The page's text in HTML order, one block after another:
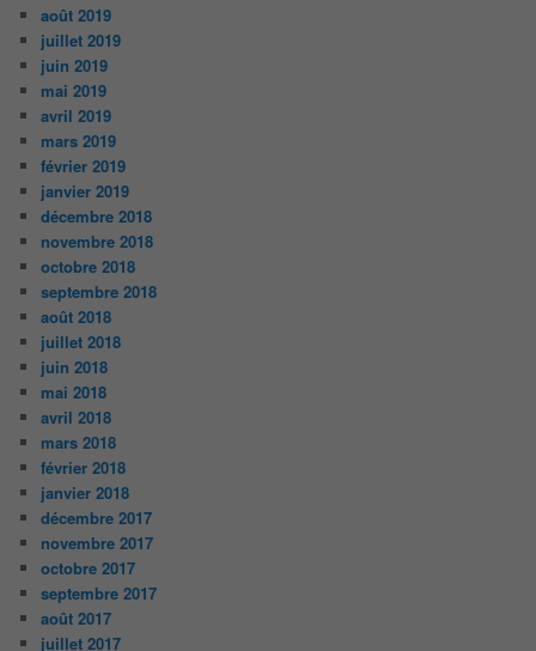
août 2019
juillet 2019
juin 2019
mai 2019
avril 2019
mars 2019
février 2019
janvier 2019
décembre 2018
novembre 2018
octobre 2018
septembre 2018
août 2018
juillet 2018
juin 2018
mai 2018
avril 2018
mars 2018
février 2018
janvier 2018
décembre 2017
novembre 2017
octobre 2017
septembre 2017
août 2017
juillet 2017